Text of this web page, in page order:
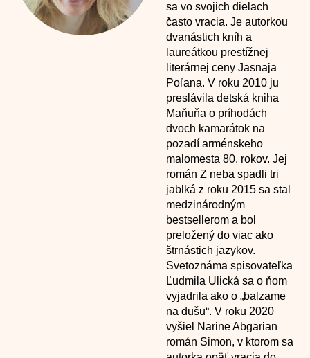
sa vo svojich dielach
často vracia. Je autorkou
dvanástich kníh a
laureátkou prestížnej
literárnej ceny Jasnaja
Poľana. V roku 2010 ju
preslávila detská kniha
Maňuňa o príhodách
dvoch kamarátok na
pozadí arménskeho
malomesta 80. rokov. Jej
román Z neba spadli tri
jablká z roku 2015 sa stal
medzinárodným
bestsellerom a bol
preložený do viac ako
štrnástich jazykov.
Svetoznáma spisovateľka
Ľudmila Ulická sa o ňom
vyjadrila ako o „balzame
na dušu“. V roku 2020
vyšiel Narine Abgarian
román Simon, v ktorom sa